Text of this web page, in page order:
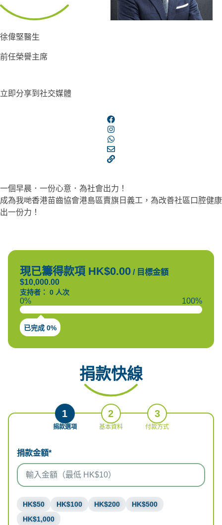
徐偉堅醫生
前任榮譽主席
立即分享到社交媒體
一個早晨．一份心意．為社會出力！
成為我哋香港苗齒協會港島區賣旗日義工，為改善社區口腔健康
出一份力！
現已籌得款項 HK$0.00 / 目標金額
$10,000.00
支持者： 0 人次
0% 100%
已完成 0%
捐款快線
1
捐款選項
2
基本資料
3
付款方式
捐款金額*
HK$50 HK$100 HK$200
HK$500
HK$1,000